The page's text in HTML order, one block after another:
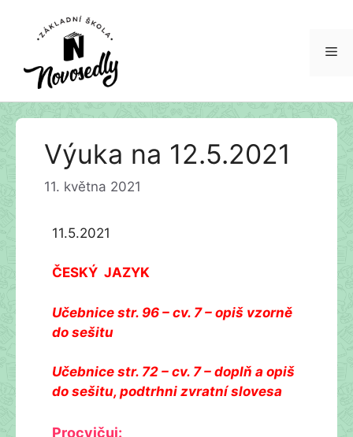
Přeskočit
Výuka na 12.5.2021
11. května 2021
11.5.2021
ČESKÝ JAZYK
Učebnice str. 96 – cv. 7 – opiš vzorně
do sešitu
Učebnice str. 72 – cv. 7 – doplň a opiš
do sešitu, podtrhni zvratní slovesa
Procvičuj: